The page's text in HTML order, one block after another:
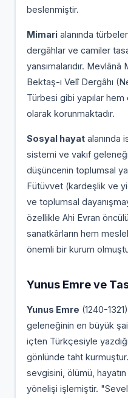
beslenmiştir.
Mimarialanında
dergâhlar ve camiler
yansımalarıdır.
Bektaş-ı Velî Dergâhı
Türbesi gibi yapılar
olarak korunmaktadır.
Sosyal hayatalanında
sistemi ve vakıf
düşüncenin toplumsal
Fütüvvet (kardeşlik ve
ve toplumsal
özellikle Ahi Evran
sanatkârların hem
önemli bir kurum
Yunus Emre ve
Yunus Emre (1240-
geleneğinin en büyük
içten Türkçesiyle
gönlünde taht
sevgisini, ölümü,
yönelişi işlemiştir.